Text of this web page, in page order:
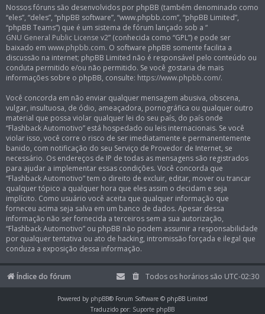
Nossos fóruns são desenvolvidos por phpBB (também denominado como
“eles”, “deles”, “phpBB software”, “www.phpbb.com”, “phpBB Limited”,
“phpBB Teams”) que é um sistema de fórum lançado sob a “
GNU General Public License v2” (conhecida como “GPL”) e pode ser
baixado em www.phpbb.com. O software phpBB somente facilita a
discussão na internet; phpBB Limited não é responsável pelo conteúdo ou
conduta permitido e/ou não permitido. Se você gostaria de mais
informações sobre o phpBB, consulte: https://www.phpbb.com/.
Você concorda em não enviar qualquer mensagem abusiva, obscena,
vulgar, insultuosa, de ódio, ameaçadora, pornográfica ou qualquer outro
material que possa violar qualquer lei do seu país, do país onde
“Flashback Automotivo” está hospedado ou leis internacionais. Se você
violar isso, você corre o risco de ser imediatamente e permanentemente
banido, com notificação do seu Serviço de Provedor de Internet, se
necessário. Os endereços de IP de todas as mensagens são registrados
para ajudar a implementar essas condições. Você concorda que
“Flashback Automotivo” tem o direito de excluir, editar, mover ou trancar
qualquer tópico a qualquer hora que eles assim o decidam e seja
implícito. Como usuário você aceita que qualquer informação que
forneceu acima seja salva em um banco de dados. Apesar dessa
informação não ser fornecida a terceiros sem a sua autorização,
“Flashback Automotivo” ou phpBB não podem assumir a responsabilidade
por qualquer tentativa ou ato de hacking, intromissão forçada e ilegal que
conduza a exposição dessa informação.
Índice do fórum Todos os horários são UTC-02:30
Powered by phpBB® Forum Software © phpBB Limited
Traduzido por: Suporte phpBB